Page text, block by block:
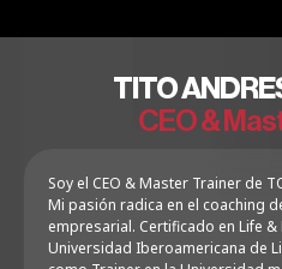
proyecto de vida.»
INGENIERA DE
«La Certificación de Life
crear un equilibrio en mi
constantes, a estar más
TITO
CEO &
Soy el CEO & Master Trainer de
Mi pasión radica en el coaching
empresarial. Certificado en Life &
Universidad Iberoamericana de